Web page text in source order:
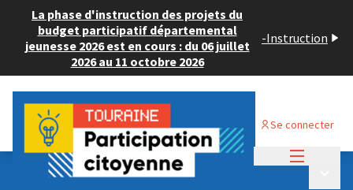
La phase d'instruction des projets du
budget participatif départemental
jeunesse 2026 est en cours : du 06 juillet
2026 au 11 octobre 2026
-Instruction
Se connecter
Budget Participatif ADULTE 2024
💡 Déposer un projet